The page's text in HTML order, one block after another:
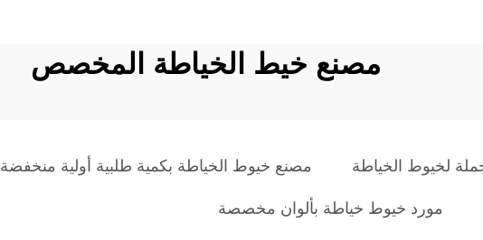
مصنع خيط الخياطة المخصص
لخيوط الخياطة مصنع خيوط الخياطة بكمية طلبية أولية منخفضة
مورد خيوط خياطة بألوان مخصصة